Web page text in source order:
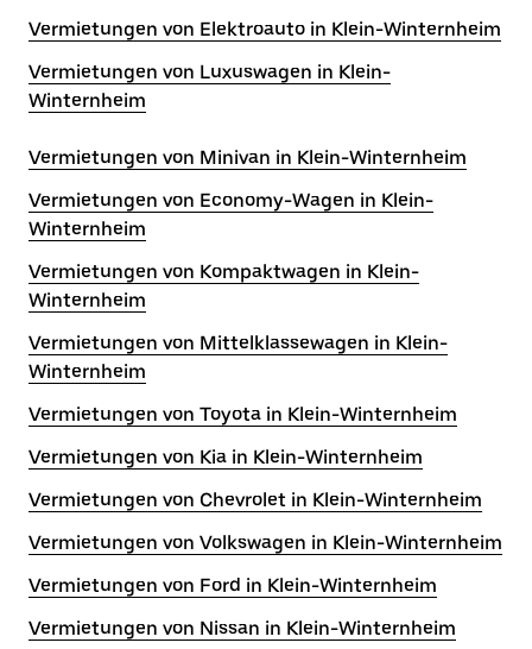
Vermietungen von Elektroauto in Klein-Winternheim
Vermietungen von Luxuswagen in Klein-
Winternheim
Vermietungen von Minivan in Klein-Winternheim
Vermietungen von Economy-Wagen in Klein-
Winternheim
Vermietungen von Kompaktwagen in Klein-
Winternheim
Vermietungen von Mittelklassewagen in Klein-
Winternheim
Vermietungen von Toyota in Klein-Winternheim
Vermietungen von Kia in Klein-Winternheim
Vermietungen von Chevrolet in Klein-Winternheim
Vermietungen von Volkswagen in Klein-Winternheim
Vermietungen von Ford in Klein-Winternheim
Vermietungen von Nissan in Klein-Winternheim